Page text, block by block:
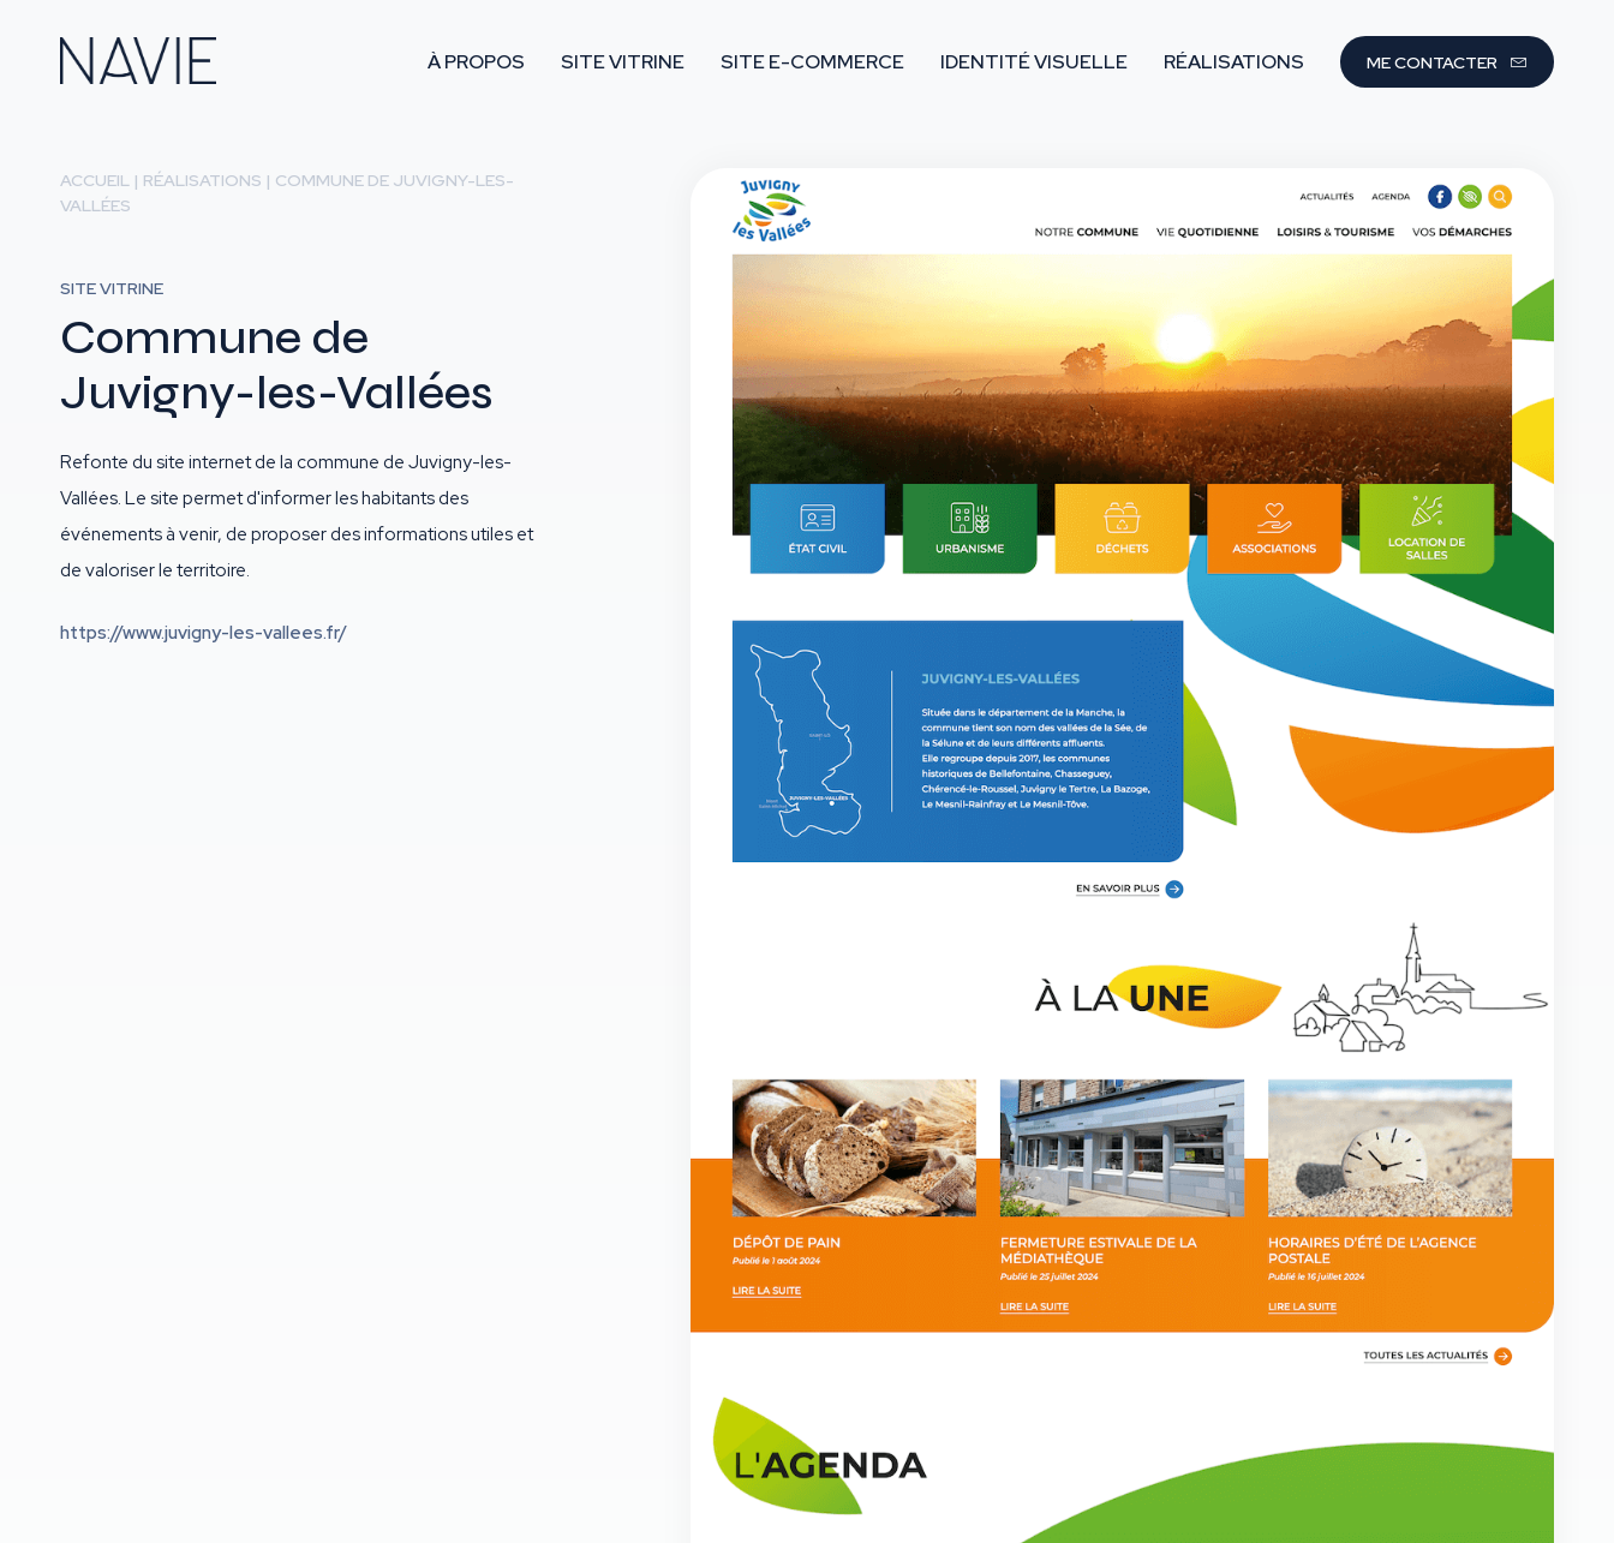
À PROPOS SITE VITRINE SITE E-COMMERCE IDENTITÉ VISUELLE RÉALISATIONS ME CONTACTER
ACCUEIL | RÉALISATIONS | COMMUNE DE JUVIGNY-LES-
VALLÉES
SITE VITRINE
Commune de
Juvigny-les-Vallées
Refonte du site internet de la commune de Juvigny-les-
Vallées. Le site permet d'informer les habitants des
événements à venir, de proposer des informations utiles et
de valoriser le territoire.
https://www.juvigny-les-vallees.fr/